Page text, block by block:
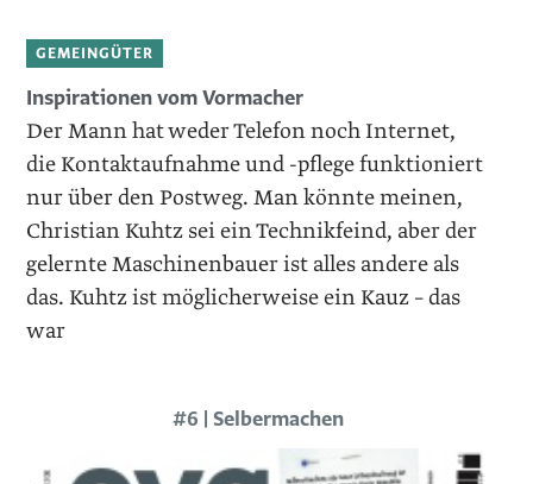
GEMEINGÜTER
Inspirationen vom Vormacher
Der Mann hat weder Telefon noch Internet,
die Kontaktaufnahme und -pflege funktioniert
nur über den Postweg. Man könnte meinen,
Christian Kuhtz sei ein Technikfeind, aber der
gelernte Maschinenbauer ist ­alles andere als
das. Kuhtz ist möglicherweise ein Kauz – das
war
#6 | Selbermachen